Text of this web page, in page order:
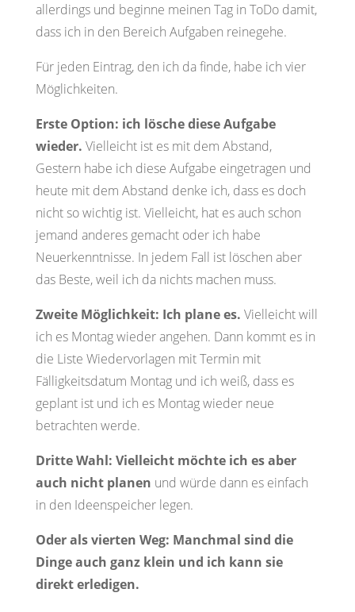
allerdings und beginne meinen Tag in ToDo damit,
dass ich in den Bereich Aufgaben reinegehe.
Für jeden Eintrag, den ich da finde, habe ich vier
Möglichkeiten.
Erste Option: ich lösche diese Aufgabe
wieder. Vielleicht ist es mit dem Abstand,
Gestern habe ich diese Aufgabe eingetragen und
heute mit dem Abstand denke ich, dass es doch
nicht so wichtig ist. Vielleicht, hat es auch schon
jemand anderes gemacht oder ich habe
Neuerkenntnisse. In jedem Fall ist löschen aber
das Beste, weil ich da nichts machen muss.
Zweite Möglichkeit: Ich plane es. Vielleicht will
ich es Montag wieder angehen. Dann kommt es in
die Liste Wiedervorlagen mit Termin mit
Fälligkeitsdatum Montag und ich weiß, dass es
geplant ist und ich es Montag wieder neue
betrachten werde.
Dritte Wahl: Vielleicht möchte ich es aber
auch nicht planen und würde dann es einfach
in den Ideenspeicher legen.
Oder als vierten Weg: Manchmal sind die
Dinge auch ganz klein und ich kann sie
direkt erledigen.